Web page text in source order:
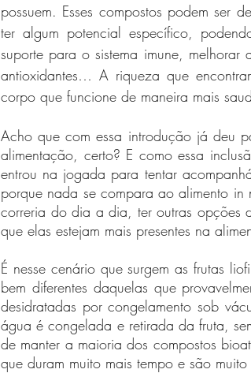
possuem. Esses compostos podem ser
ter algum potencial específico,
suporte para o sistema imune,
antioxidantes… A riqueza que
corpo que funcione de maneira mais
Acho que com essa introdução já deu
alimentação, certo? E como essa
entrou na jogada para tentar
porque nada se compara ao alimento
correria do dia a dia, ter outras opções
que elas estejam mais presentes na
É nesse cenário que surgem as frutas
bem diferentes daquelas que
desidratadas por congelamento sob
água é congelada e retirada da fruta,
de manter a maioria dos compostos
que duram muito mais tempo e são muito